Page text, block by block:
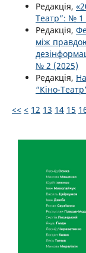
Редакція,
Театр”: № 1
Редакція,
між
№ 2 (2025)
Редакція,
“Кіно-
<< < 12 13 14 15